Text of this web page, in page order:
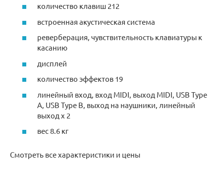
количество клавиш 212
встроенная акустическая система
реверберация, чувствительность клавиатуры к
касанию
дисплей
количество эффектов 19
линейный вход, вход MIDI, выход MIDI, USB Type
A, USB Type B, выход на наушники, линейный
выход x 2
вес 8.6 кг
Смотреть все характеристики и цены